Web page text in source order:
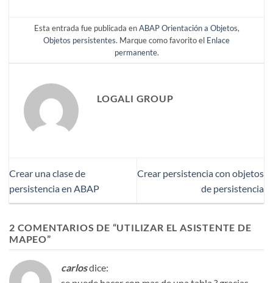
Esta entrada fue publicada enABAP Orientación a Objetos,
Objetos persistentes. Marque como favorito el Enlace
permanente.
LOGALI GROUP
Crear una clase de
persistencia en ABAP
Crear persistencia con objetos
de persistencia
2 COMENTARIOS DE “UTILIZAR EL ASISTENTE DE
MAPEO”
carlosdice: